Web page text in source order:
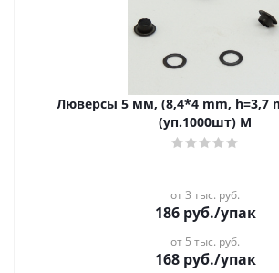
Люверсы 5 мм, (8,4*4 mm, h=3,7
(уп.1000шт) М
от 3 тыс. руб.
186руб./упак
от 5 тыс. руб.
168руб./упак